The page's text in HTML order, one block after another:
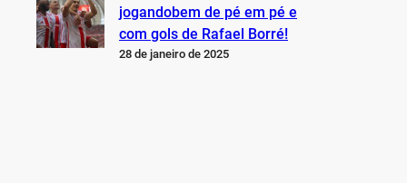
jogandobem de pé em pé e
com gols de Rafael Borré!
28 de janeiro de 2025